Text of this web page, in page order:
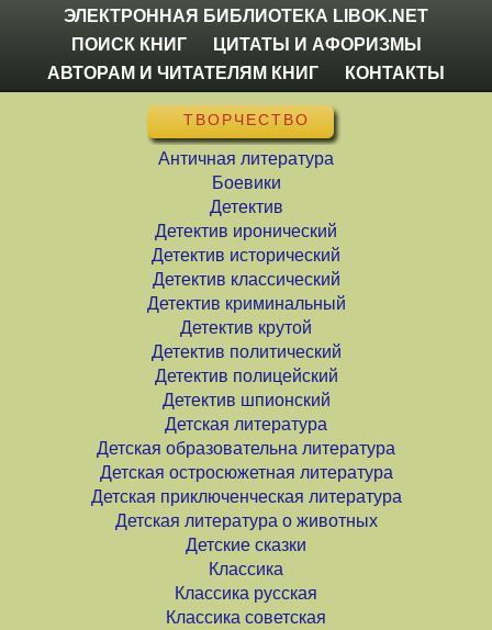
ЭЛЕКТРОННАЯ БИБЛИОТЕКА LIBOK.NET
ПОИСК КНИГ
ЦИТАТЫ И АФОРИЗМЫ
АВТОРАМ И ЧИТАТЕЛЯМ КНИГ
КОНТАКТЫ
ТВОРЧЕСТВО
Античная литература
Боевики
Детектив
Детектив иронический
Детектив исторический
Детектив классический
Детектив криминальный
Детектив крутой
Детектив политический
Детектив полицейский
Детектив шпионский
Детская литература
Детская образовательна литература
Детская остросюжетная литература
Детская приключенческая литература
Детская литература о животных
Детские сказки
Классика
Классика русская
Классика советская